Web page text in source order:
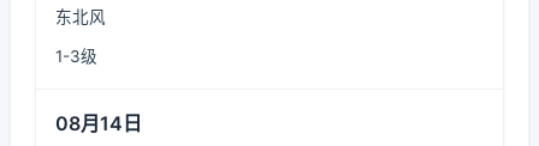
东北风
1-3级
08月14日